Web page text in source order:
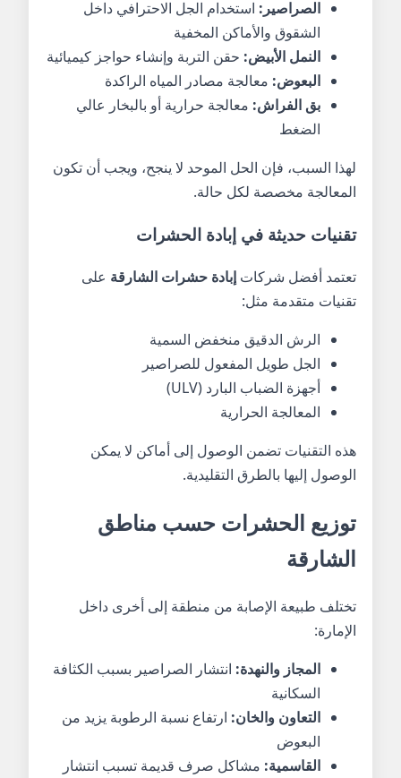
الصراصير: استخدام الجل الاحترافي داخل
الشقوق والأماكن المخفية
النمل الأبيض: حقن التربة وإنشاء حواجز كيميائية
البعوض: معالجة مصادر المياه الراكدة
بق الفراش: معالجة حرارية أو بالبخار عالي
الضغط
لهذا السبب، فإن الحل الموحد لا ينجح، ويجب أن تكون
المعالجة مخصصة لكل حالة.
تقنيات حديثة في إبادة الحشرات
تعتمد أفضل شركات إبادة حشرات الشارقة على
تقنيات متقدمة مثل:
الرش الدقيق منخفض السمية
الجل طويل المفعول للصراصير
أجهزة الضباب البارد (ULV)
المعالجة الحرارية
هذه التقنيات تضمن الوصول إلى أماكن لا يمكن
الوصول إليها بالطرق التقليدية.
توزيع الحشرات حسب مناطق
الشارقة
تختلف طبيعة الإصابة من منطقة إلى أخرى داخل
الإمارة:
المجاز والنهدة: انتشار الصراصير بسبب الكثافة
السكانية
التعاون والخان: ارتفاع نسبة الرطوبة يزيد من
البعوض
القاسمية: مشاكل صرف قديمة تسبب انتشار